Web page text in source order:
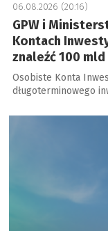
06.08.2026 (20:16)
GPW i
Kontach
znaleźć 100
Osobiste Konta
długoterminowego
a